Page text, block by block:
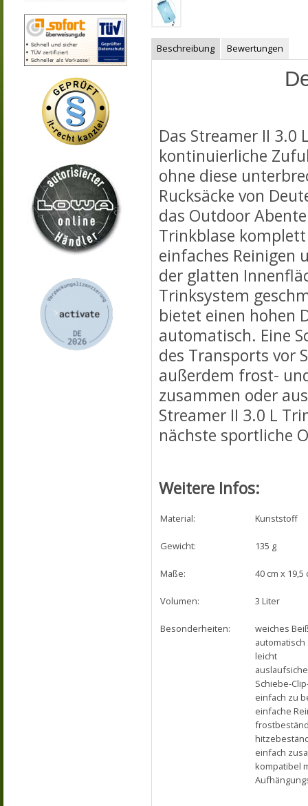
Beschreibung Bewertungen
Das Streamer II
kontinuierliche
ohne diese
Rucksäcke von
das Outdoor
Trinkblase
einfaches Reinigen
der glatten
Trinksystem
bietet einen hohen
automatisch. Eine
des Transports vor
außerdem frost-
zusammen oder
Streamer II 3.0 L
nächste sportliche
Weitere Infos:
Material: Kunststoff
Gewicht: 135 g
Maße: 40 cm x 19,5
Volumen: 3 Liter
Besonderheiten:
weiches
leicht
Schiebe-
einfach zu
einfache
einfach
kompatibel